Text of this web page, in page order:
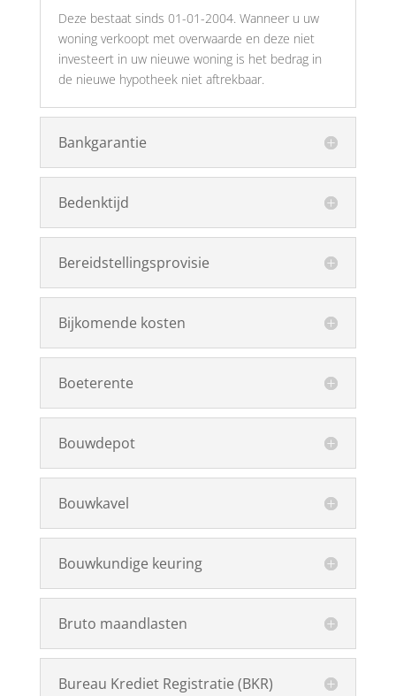
Deze bestaat sinds 01-01-2004. Wanneer u uw
woning verkoopt met overwaarde en deze niet
investeert in uw nieuwe woning is het bedrag in
de nieuwe hypotheek niet aftrekbaar.
Bankgarantie
Bedenktijd
Bereidstellingsprovisie
Bijkomende kosten
Boeterente
Bouwdepot
Bouwkavel
Bouwkundige keuring
Bruto maandlasten
Bureau Krediet Registratie (BKR)